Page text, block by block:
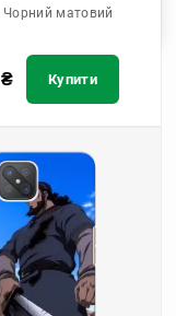
Чорний матовий
₴ Купити